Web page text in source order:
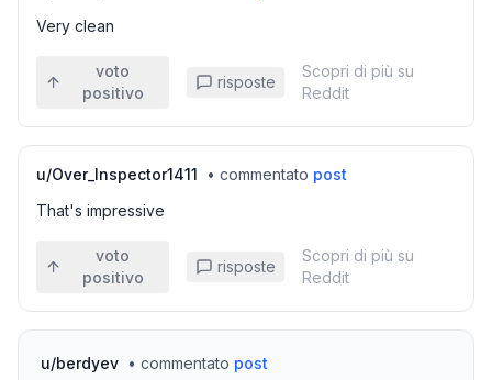
Very clean
voto
positivo
risposte
Scopri di più su
Reddit
u/Over_Inspector1411 • commentato post
That's impressive
voto
positivo
risposte
Scopri di più su
Reddit
u/berdyev • commentato post